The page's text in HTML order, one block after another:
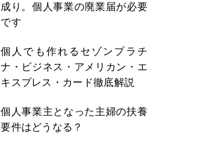
成り。個人事業の廃業届が必要
です
個人でも作れるセゾンプラチ
ナ・ビジネス・アメリカン・エ
キスプレス・カード徹底解説
個人事業主となった主婦の扶養
要件はどうなる？